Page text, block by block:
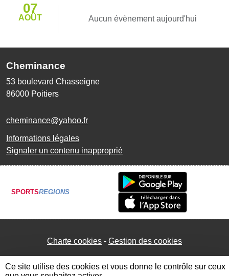
07
AOÛT Aucun évènement aujourd'hui
Cheminance
53 boulevard Chasseigne
86000 Poitiers
cheminance@yahoo.fr
Informations légales
Signaler un contenu inapproprié
SPORTSREGIONS
Charte cookies Gestion des cookies
Ce site utilise des cookies et vous donne le contrôle sur ceux